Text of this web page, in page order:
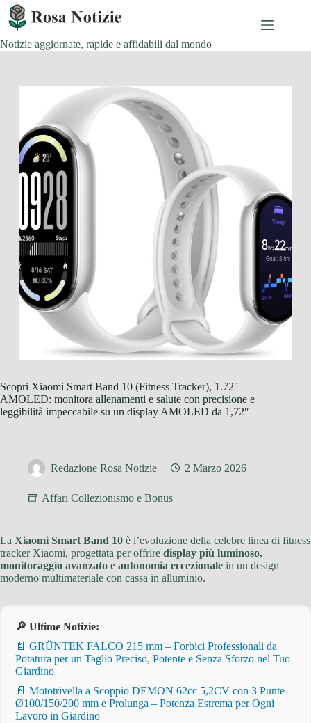
Salta
contenuto
Notizie aggiornate, rapide e affidabili dal mondo
Scopri Xiaomi Smart Band 10 (Fitness Tracker), 1.72″
AMOLED: monitora allenamenti e salute con precisione e
leggibilità impeccabile su un display AMOLED da 1,72″
Redazione Rosa Notizie 2 Marzo 2026
Affari Collezionismo e Bonus
La Xiaomi Smart Band 10 è l’evoluzione della celebre linea di fitness
tracker Xiaomi, progettata per offrire display più luminoso,
monitoraggio avanzato e autonomia eccezionale in un design
moderno multimateriale con cassa in alluminio.
🔎 Ultime Notizie:
📄 GRÜNTEK FALCO 215 mm – Forbici Professionali da
Potatura per un Taglio Preciso, Potente e Senza Sforzo nel Tuo
Giardino
📄 Mototrivella a Scoppio DEMON 62cc 5,2CV con 3 Punte
Ø100/150/200 mm e Prolunga – Potenza Estrema per Ogni
Lavoro in Giardino